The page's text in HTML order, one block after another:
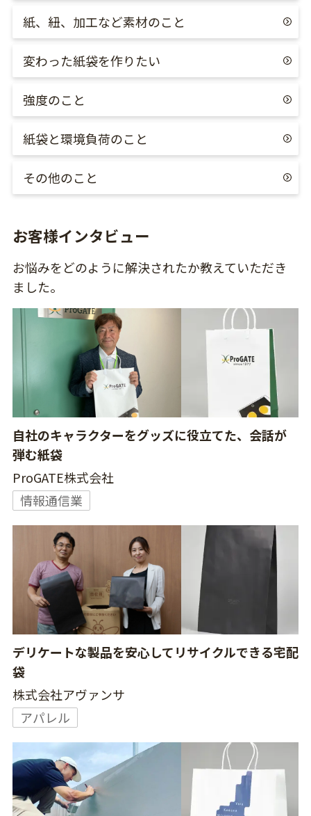
紙、紐、加工など素材のこと
変わった紙袋を作りたい
強度のこと
紙袋と環境負荷のこと
その他のこと
お客様インタビュー
お悩みをどのように解決されたか教えていただき
ました。
自社のキャラクターをグッズに役立てた、会話が
弾む紙袋
ProGATE株式会社
情報通信業
デリケートな製品を安心してリサイクルできる宅配
袋
株式会社アヴァンサ
アパレル